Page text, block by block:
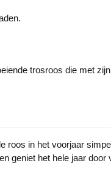
trosroos die met
roos in het voorjaar
geniet het hele jaar door